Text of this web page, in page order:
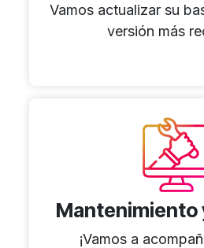
Vamos actualizar su
versión más
Mantenimiento
¡Vamos a